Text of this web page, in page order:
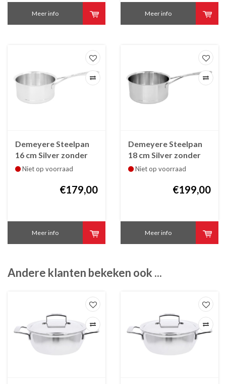
Meer info Meer info
Demeyere Steelpan
16 cm Silver zonder
deksel
Niet op voorraad
€179,00
Meer info
Demeyere Steelpan
18 cm Silver zonder
deksel
Niet op voorraad
€199,00
Meer info
Andere klanten bekeken ook ...